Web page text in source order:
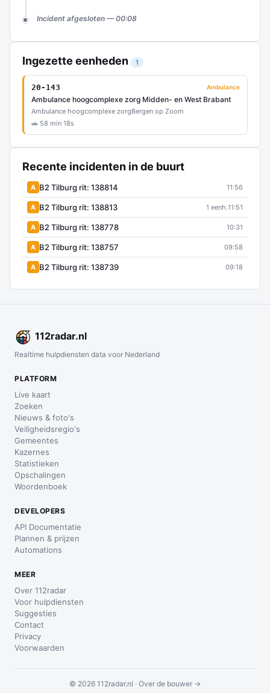
Incident afgesloten — 00:08
Ingezette eenheden 1
20-143 Ambulance
Ambulance hoogcomplexe zorg Midden- en West Brabant
Ambulance hoogcomplexe zorgBergen op Zoom
🚗 58 min 18s
Recente incidenten in de buurt
A B2 Tilburg rit: 138814 11:56
A B2 Tilburg rit: 138813 1 eenh.11:51
A B2 Tilburg rit: 138778 10:31
A B2 Tilburg rit: 138757 09:58
A B2 Tilburg rit: 138739 09:18
112radar.nl
Realtime hulpdiensten data voor Nederland
PLATFORM
Live kaart
Zoeken
Nieuws & foto's
Veiligheidsregio's
Gemeentes
Kazernes
Statistieken
Opschalingen
Woordenboek
DEVELOPERS
API Documentatie
Plannen & prijzen
Automations
MEER
Over 112radar
Voor hulpdiensten
Suggesties
Contact
Privacy
Voorwaarden
© 2026 112radar.nl · Over de bouwer →